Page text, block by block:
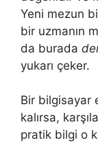
Yeni mezun
bir uzmanın
da burada
yukarı çeker.
Bir bilgisayar
kalırsa,
pratik bilgi o